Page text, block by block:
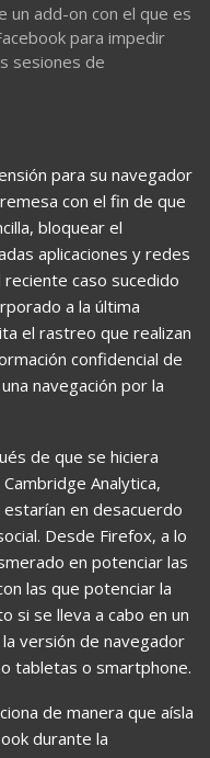
un add-on con el que es
para impedir
sesiones de
para su navegador
con el fin de que
bloquear el
aplicaciones y redes
caso sucedido
a la última
el rastreo que realizan
confidencial de
navegación por la
de que se hiciera
Analytica,
en desacuerdo
Desde Firefox, a lo
en potenciar las
las que potenciar la
si se lleva a cabo en un
versión de navegador
tabletas o smartphone.
de manera que aísla
durante la